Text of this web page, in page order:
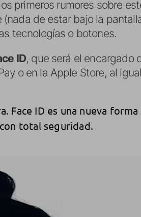
primeros rumores sobre
de estar bajo la
tecnologías o botones.
ID, que será el encargado
o en la Apple Store, al
Face ID es una nueva
total seguridad.